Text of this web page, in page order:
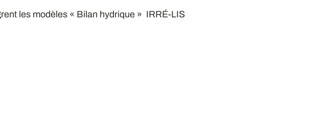
les modèles « Bilan hydrique » IRRÉ-LIS